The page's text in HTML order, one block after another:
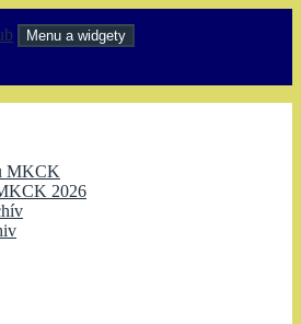
Menu a widgety
MKCK
2026